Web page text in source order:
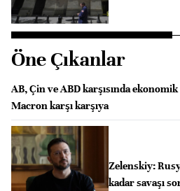
Öne Çıkanlar
AB, Çin ve ABD karşısında
Macron karşı karşıya
Zelenskiy:
kadar savaşı